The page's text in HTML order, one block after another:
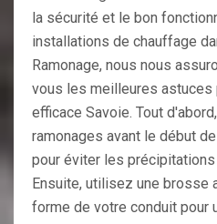
la sécurité et le bon
installations de chauffage
Ramonage, nous nous
vous les meilleures astuces
efficace Savoie. Tout
ramonages avant le début
pour éviter les
Ensuite, utilisez une brosse
forme de votre conduit pour